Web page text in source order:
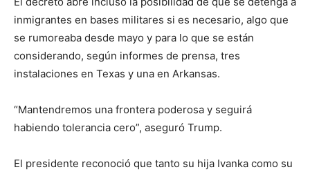
inmigrantes en bases militares si es necesario, algo que
se rumoreaba desde mayo y para lo que se están
considerando, según informes de prensa, tres
instalaciones en Texas y una en Arkansas.
“Mantendremos una frontera poderosa y seguirá
habiendo tolerancia cero”, aseguró Trump.
El presidente reconoció que tanto su hija Ivanka como su